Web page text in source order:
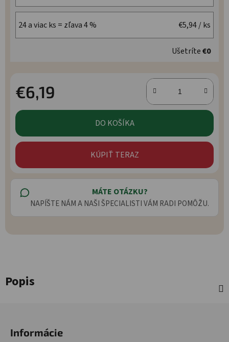
24 a viac ks = zľava 4 % €5,94/ ks
Ušetríte€0
€6,19
Jednotková cena:
DO KOŠÍKA
KÚPIŤ TERAZ
MÁTE OTÁZKU?
NAPÍŠTE NÁM A NAŠI ŠPECIALISTI VÁM RADI POMÔŽU.
Popis
Informácie